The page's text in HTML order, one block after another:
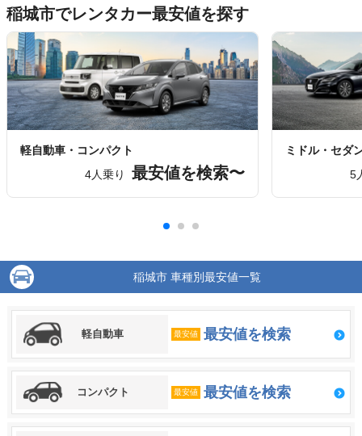
稲城市でレンタカー最安値を探す
軽自動車・コンパクト
4人乗り
最安値を検索〜
ミドル・セダ
5
稲城市 車種別最安値一覧
軽自動車 最安値 最安値を検索
コンパクト 最安値 最安値を検索